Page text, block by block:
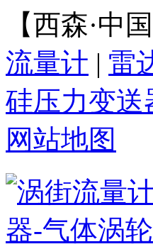
【西森·中
流量计 | 雷
硅压力变送
网站地图